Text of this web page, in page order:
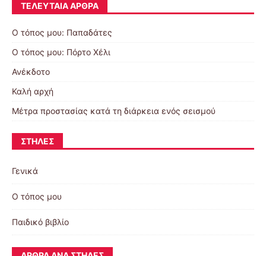
ΤΕΛΕΥΤΑΊΑ ΆΡΘΡΑ
Ο τόπος μου: Παπαδάτες
Ο τόπος μου: Πόρτο Χέλι
Ανέκδοτο
Καλή αρχή
Μέτρα προστασίας κατά τη διάρκεια ενός σεισμού
ΣΤΉΛΕΣ
Γενικά
Ο τόπος μου
Παιδικό βιβλίο